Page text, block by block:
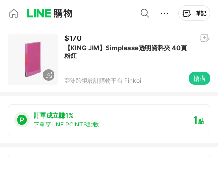
筆記
$170
【KING JIM】Simplease透明資料夾 40頁
粉紅
亞洲跨境設計購物平台 Pinkoi 搶購
訂單成立賺1%
下單享LINE POINTS點數 1點